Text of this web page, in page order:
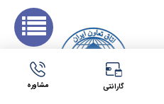
گارانتی مشاوره